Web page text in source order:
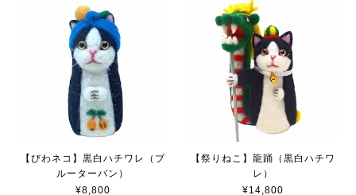
【びわネコ】黒白ハチワレ（ブ
ルーターバン）
¥8,800
【祭りねこ】龍踊（黒白ハチワ
レ）
¥14,800